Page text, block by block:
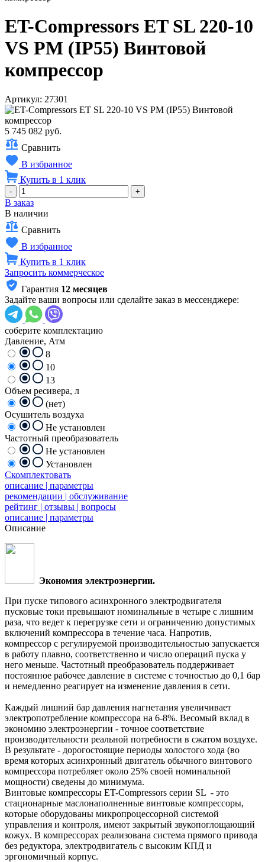
ET-Compressors ET SL 220-10
VS PM (IP55) Винтовой
компрессор
Артикул: 27301
5 745 082 руб.
Сравнить
В избранное
Купить в 1 клик
- +
В заказ
В наличии
Сравнить
В избранное
Купить в 1 клик
Запросить коммерческое
Гарантия 12 месяцев
Задайте ваши вопросы или сделайте заказ в мессенджере:
соберите комплектацию
Давление, Атм
8
10
13
Объем ресивера, л
(нет)
Осушитель воздуха
Не установлен
Частотный преобразователь
Не установлен
Установлен
Скомплектовать
описание | параметры
рекомендации | обслуживание
рейтинг | отзывы | вопросы
описание | параметры
Описание
Экономия электроэнергии.
При пуске типового асинхронного электродвигателя
пусковые токи превышают номинальные в четыре с лишним
раза, что ведет к перегрузке сети и ограничению допустимых
включений компрессора в течение часа. Напротив,
компрессор с регулируемой производительностью запускается
в работу плавно, соответственно и число операций пуска у
него меньше. Частотный преобразователь поддерживает
постоянное рабочее давление в системе с точностью до 0,1 бар
и немедленно реагирует на изменение давления в сети.
Каждый лишний бар давления нагнетания увеличивает
электропотребление компрессора на 6-8%. Весомый вклад в
экономию электроэнергии - точное соответствие
производительности реальной потребности в сжатом воздухе.
В результате - дорогостоящие периоды холостого хода (во
время которых асинхронный двигатель обычного винтового
компрессора потребляет около 25% своей номинальной
мощности) сведены до минимума.
Винтовые компрессоры ET-Compressors серии SL - это
стационарные маслонаполненные винтовые компрессоры,
которые оборудованы микропроцессорной системой
управления и контроля, имеют закрытый звукопоглощающий
кожух. В компрессорах реализована система прямого привода
без редуктора, электродвигатель с высоким КПД и
эргономичный корпус.